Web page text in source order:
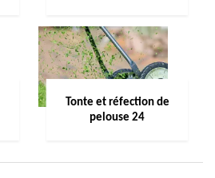
Tonte et réfection de
pelouse 24